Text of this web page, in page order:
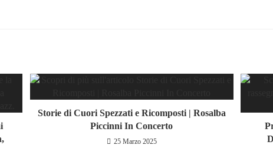
Storie di Cuori Spezzati e Ricomposti | Rosalba
Piccinni In Concerto
25 Marzo 2025